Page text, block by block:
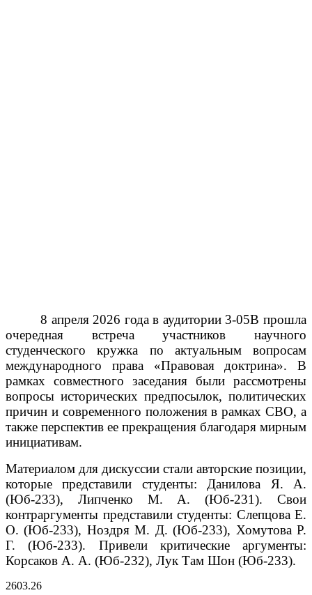
8 апреля 2026 года в аудитории 3-05В прошла
очередная встреча участников научного
студенческого кружка по актуальным вопросам
международного права «Правовая доктрина». В
рамках совместного заседания были рассмотрены
вопросы исторических предпосылок, политических
причин и современного положения в рамках СВО, а
также перспектив ее прекращения благодаря мирным
инициативам.
Материалом для дискуссии стали авторские позиции,
которые представили студенты: Данилова Я. А.
(Юб-233), Липченко М. А. (Юб-231). Свои
контраргументы представили студенты: Слепцова Е.
О. (Юб-233), Ноздря М. Д. (Юб-233), Хомутова Р.
Г. (Юб-233). Привели критические аргументы:
Корсаков А. А. (Юб-232), Лук Там Шон (Юб-233).
2603.26